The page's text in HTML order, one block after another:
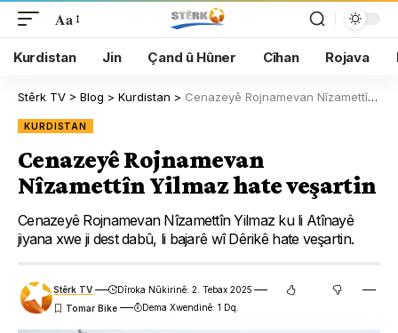
Aa
Kurdistan Jin Çand û Hûner Cîhan Rojava
Stêrk TV > Blog > Kurdistan > Cenazeyê Rojnamevan Nîzamettîn Yilmaz hate veşartin
KURDISTAN
Cenazeyê Rojnamevan
Nîzamettîn Yilmaz hate veşartin
Cenazeyê Rojnamevan Nîzamettîn Yilmaz ku li Atînayê
jiyana xwe ji dest dabû, li bajarê wî Dêrikê hate veşartin.
Stêrk TV
Dîroka Nûkirinê: 2. Tebax 2025
Dema Xwendinê: 1 Dq.